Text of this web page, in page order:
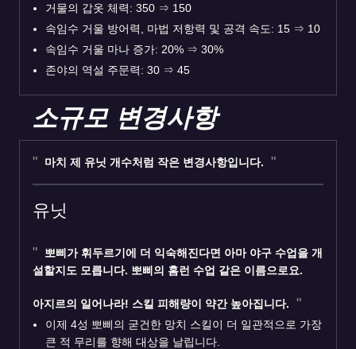
거물의 갑옷 체력: 350 ⇒ 150
속임수 거울 방어력, 마법 저항력 및 공격 속도: 15 ⇒ 10
속임수 거울 마나 증가: 20% ⇒ 30%
존야의 역설 주문력: 30 ⇒ 45
소규모 변경사항
마치 제 유닛 개수처럼 작은 변경사항입니다.
유닛
뽀삐가 휘두르기에 더 익숙해진다면 아마 야구 수업을 개
설할지도 모릅니다. 뽀삐의 홈런 수업 같은 이름으로요.
아지르의 일어나라! 스킬 피해량이 약간 높아집니다.
이제 4성 뽀삐의 굳건한 망치 스킬이 더 일관적으로 가장
큰 적 무리를 향해 대상을 날립니다.